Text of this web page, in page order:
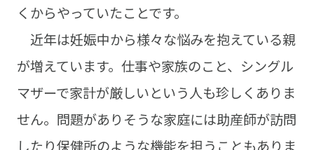
くからやっていたことです。
近年は妊娠中から様々な悩みを抱えている親
が増えています。仕事や家族のこと、シングル
マザーで家計が厳しいという人も珍しくありま
せん。問題がありそうな家庭には助産師が訪問
したり保健所のような機能を担うこともありま